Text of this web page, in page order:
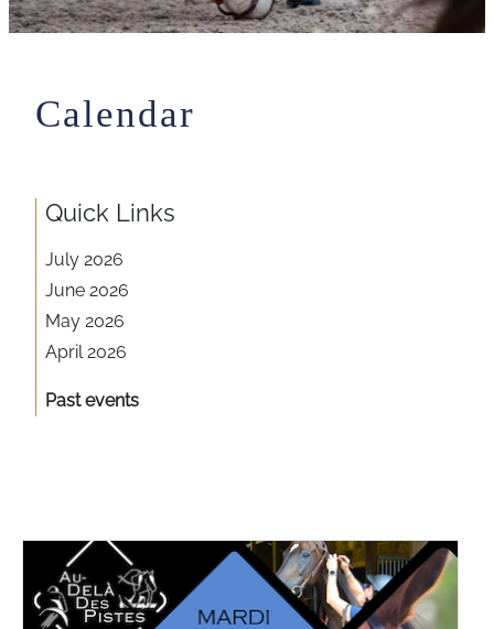
Calendar
Quick Links
July 2026
June 2026
May 2026
April2026
Past events